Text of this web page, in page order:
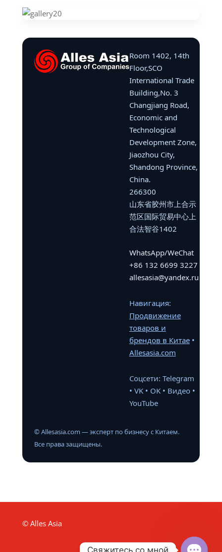
Room 1402, 14th
Floor,SCO
International Trade
Building,No. 3
Changjiang Road,
Economic and
Technological
Development Zone,
Jiaozhou City,
Shandong Province,
China.
266300
山东省胶州市上合示
范区国际贸易中心上
合法智谷1402
WhatsApp/WeChat
+86 132 6699 3227
allesasia@yandex.ru
Навигация:
Продвижение
товаров и
брендов в Китае•
Allesasia.com
Соцсети: Telegram
• VK• OK• Видео•
YouTube
© Allesasia.com — эксперт по бизнесу с Китаем.
Все права защищены.
© Alles Asia
Свяжитесь со мной